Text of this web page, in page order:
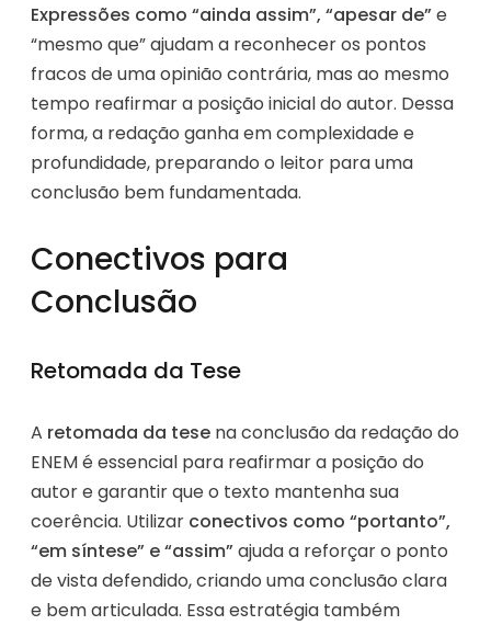
Expressões como “ainda assim”, “apesar de”e
“mesmo que” ajudam a reconhecer os pontos
fracos de uma opinião contrária, mas ao mesmo
tempo reafirmar a posição inicial do autor. Dessa
forma, a redação ganha em complexidade e
profundidade, preparando o leitor para uma
conclusão bem fundamentada.
Conectivos para
Conclusão
Retomada da Tese
A retomada da tese na conclusão da redação do
ENEM é essencial para reafirmar a posição do
autor e garantir que o texto mantenha sua
coerência. Utilizar conectivos como “portanto”,
“em síntese” e “assim”ajuda a reforçar o ponto
de vista defendido, criando uma conclusão clara
e bem articulada. Essa estratégia também